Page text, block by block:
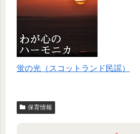
蛍の光（スコットランド民謡）
保育情報